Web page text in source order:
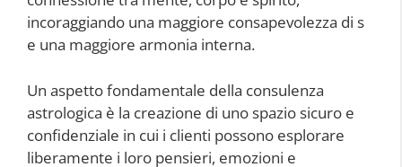
incoraggiando una maggiore consapevolezza di s
e una maggiore armonia interna.
Un aspetto fondamentale della consulenza
astrologica è la creazione di uno spazio sicuro e
confidenziale in cui i clienti possono esplorare
liberamente i loro pensieri, emozioni e